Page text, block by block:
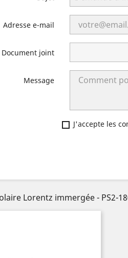
Adresse e-mail
Document joint
Message
J'accepte les
Lorentz immergée - PS2-